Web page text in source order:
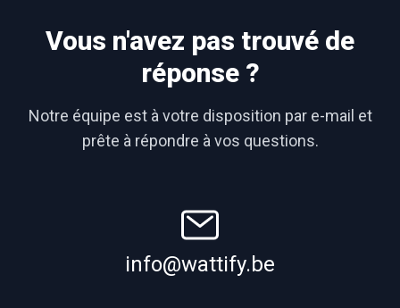
Vous n'avez pas trouvé de
réponse ?
Notre équipe est à votre disposition par e-mail et
prête à répondre à vos questions.
info@wattify.be